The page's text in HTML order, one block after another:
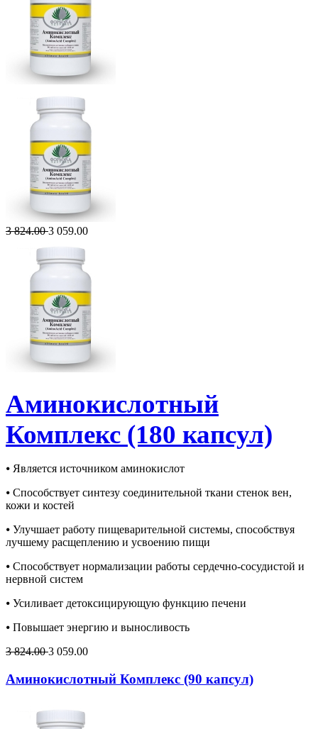
3 824.003 059.00
Аминокислотный
Комплекс (180 капсул)
⦁ Является источником аминокислот
⦁ Способствует синтезу соединительной ткани стенок вен,
кожи и костей
⦁ Улучшает работу пищеварительной системы, способствуя
лучшему расщеплению и усвоению пищи
⦁ Способствует нормализации работы сердечно-сосудистой и
нервной систем
⦁ Усиливает детоксицирующую функцию печени
⦁ Повышает энергию и выносливость
3 824.003 059.00
Аминокислотный Комплекс (90 капсул)